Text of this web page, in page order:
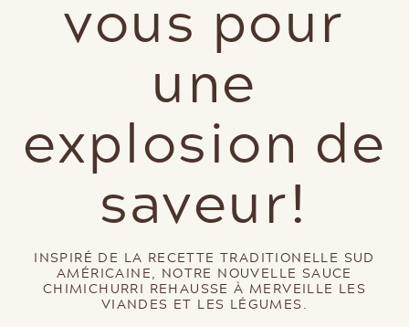
vous pour
une
explosion de
saveur!
INSPIRÉ DE LA RECETTE TRADITIONELLE SUD
AMÉRICAINE, NOTRE NOUVELLE SAUCE
CHIMICHURRI REHAUSSE À MERVEILLE LES
VIANDES ET LES LÉGUMES.